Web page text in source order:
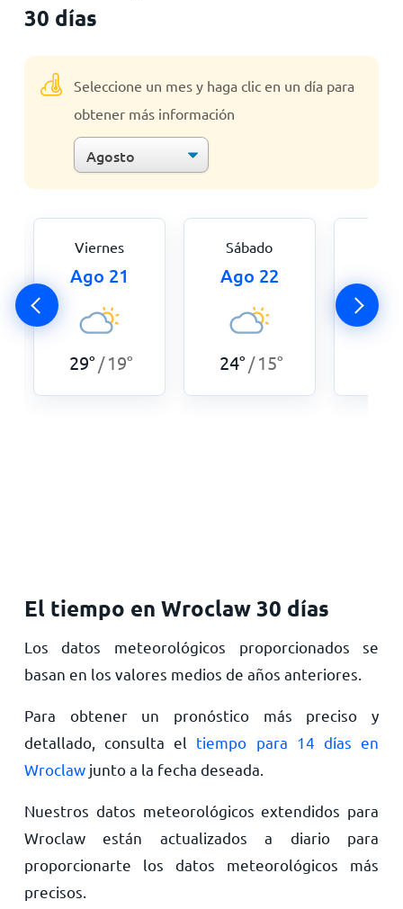
30 días
Seleccione un mes y haga clic en un día para
obtener más información
Viernes
Ago 21
29° /19°
Sábado
Ago 22
24° /15°
El tiempo en Wroclaw 30 días
Los datos meteorológicos proporcionados se
basan en los valores medios de años anteriores.
Para obtener un pronóstico más preciso y
detallado, consulta el tiempo para 14 días en
Wroclawjunto a la fecha deseada.
Nuestros datos meteorológicos extendidos para
Wroclaw están actualizados a diario para
proporcionarte los datos meteorológicos más
precisos.